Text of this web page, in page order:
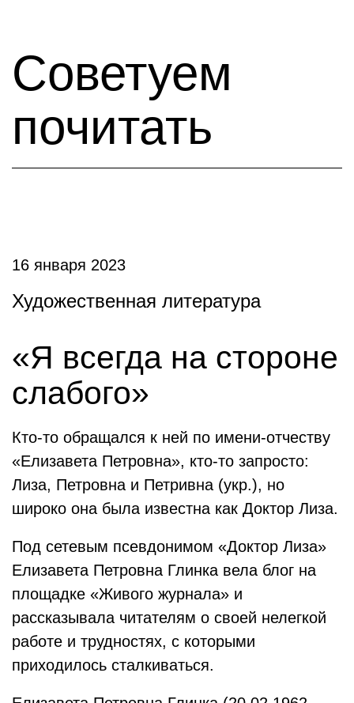
Советуем
почитать
16 января 2023
Художественная литература
«Я всегда на стороне
слабого»
Кто-то обращался к ней по имени-отчеству
«Елизавета Петровна», кто-то запросто:
Лиза, Петровна и Петривна (укр.), но
широко она была известна как Доктор Лиза.
Под сетевым псевдонимом «Доктор Лиза»
Елизавета Петровна Глинка вела блог на
площадке «Живого журнала» и
рассказывала читателям о своей нелегкой
работе и трудностях, с которыми
приходилось сталкиваться.